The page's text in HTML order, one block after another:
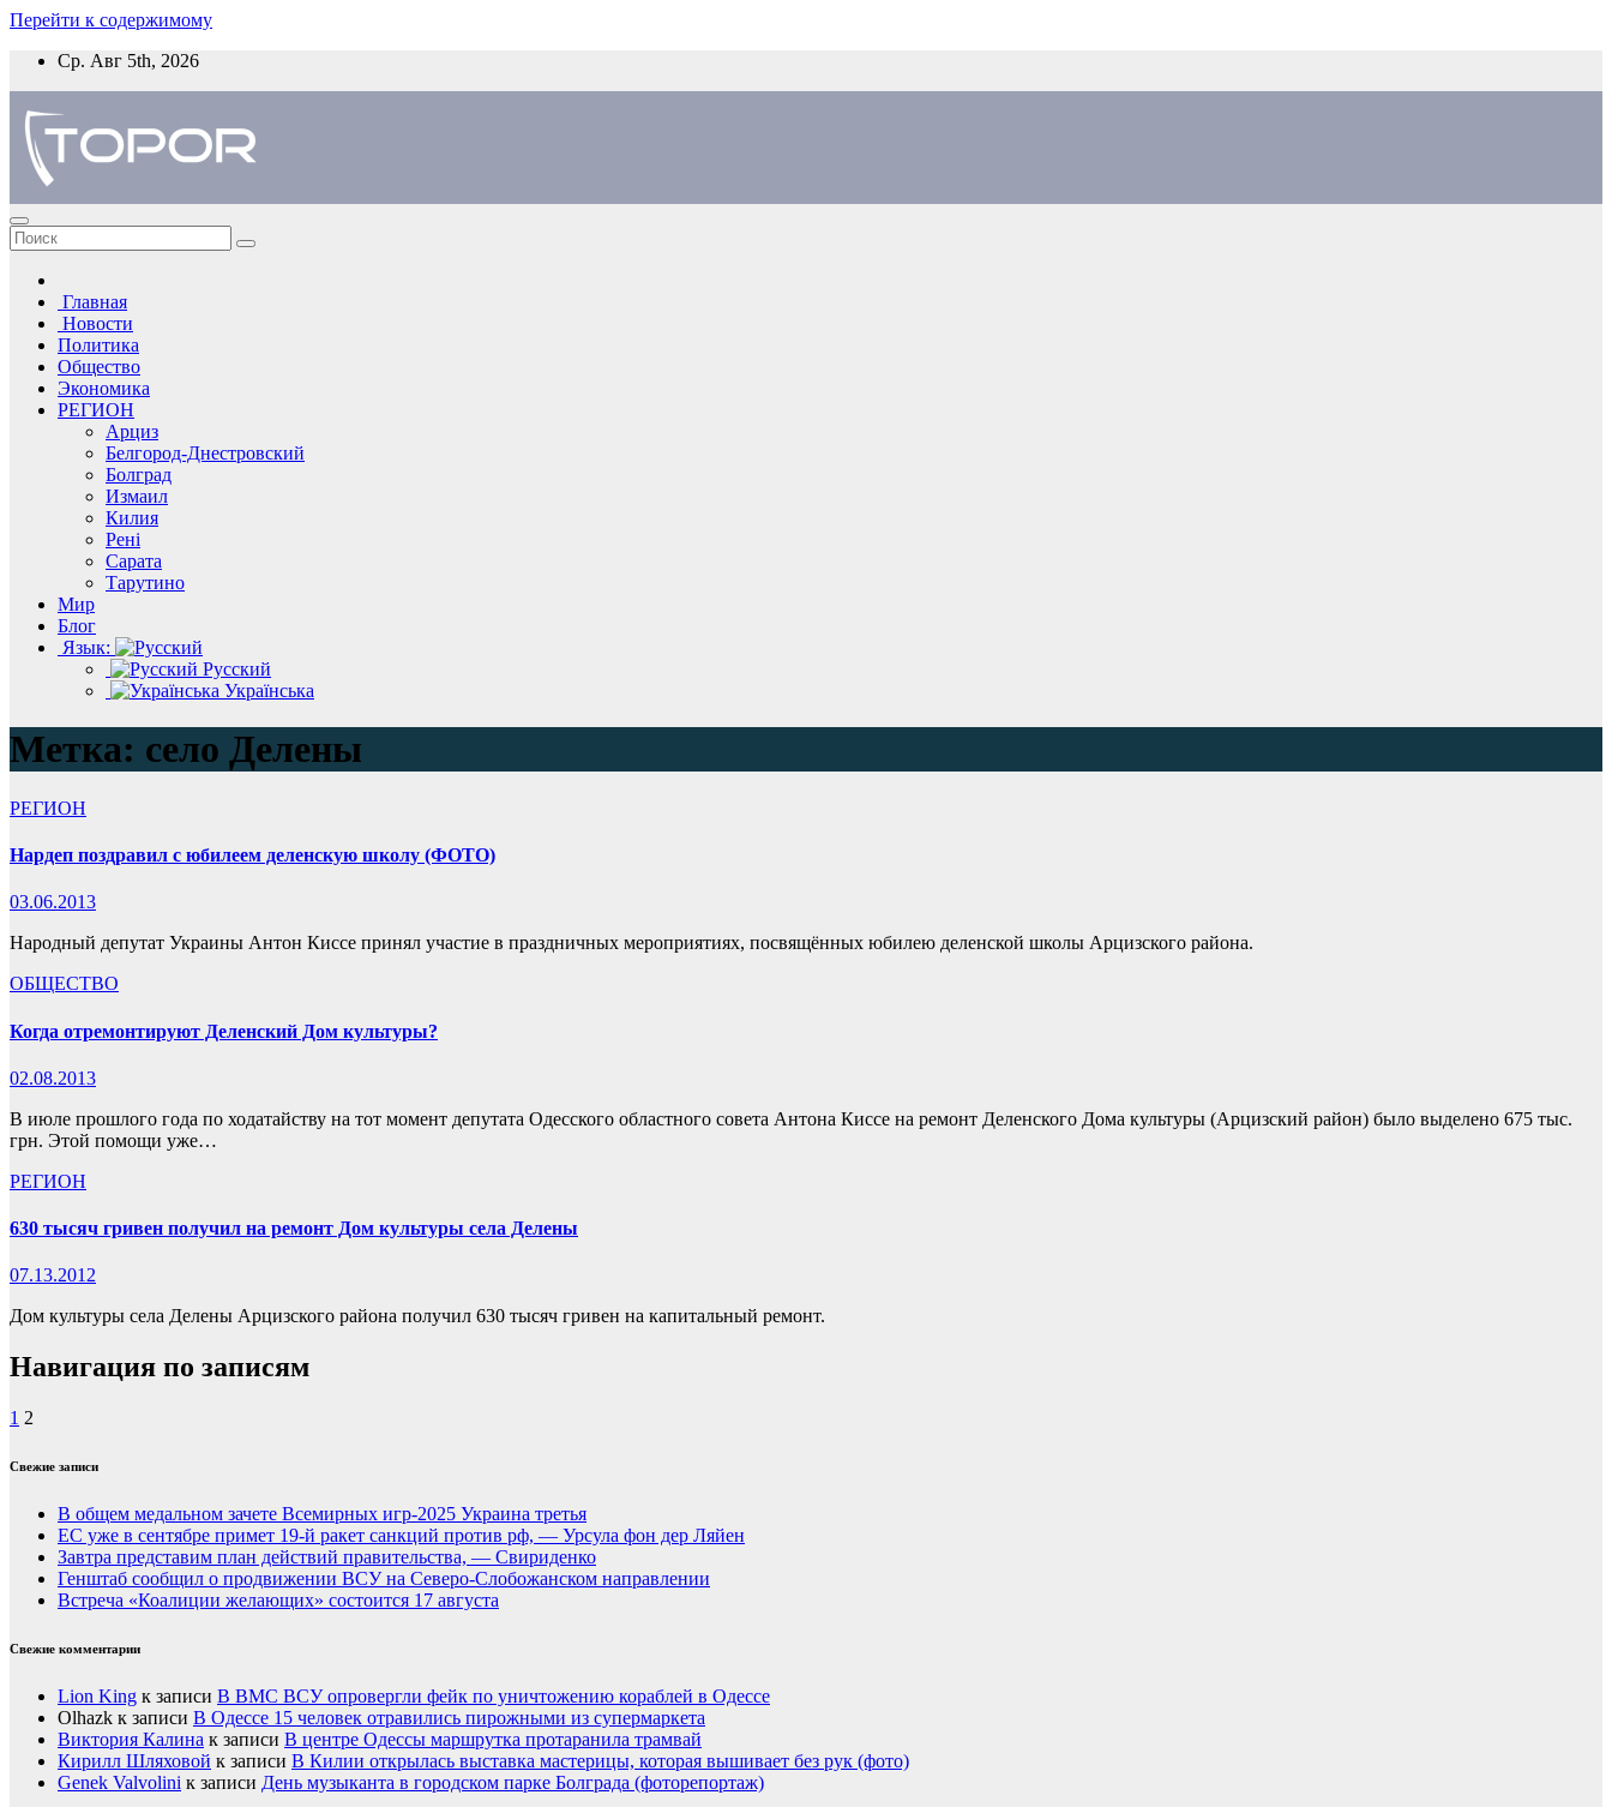
Перейти к содержимому
Ср. Авг 5th, 2026
Главная
Новости
Политика
Общество
Экономика
РЕГИОН
Арциз
Белгород-Днестровский
Болград
Измаил
Килия
Рені
Сарата
Тарутино
Мир
Блог
Язык:
Русский
Українська
Метка: село Делены
РЕГИОН
Нардеп поздравил с юбилеем деленскую школу (ФОТО)
03.06.2013
Народный депутат Украины Антон Киссе принял участие в праздничных мероприятиях, посвящённых юбилею деленской школы Арцизского района.
ОБЩЕСТВО
Когда отремонтируют Деленский Дом культуры?
02.08.2013
В июле прошлого года по ходатайству на тот момент депутата Одесского областного совета Антона Киссе на ремонт Деленского Дома культуры (Арцизский район) было выделено 675 тыс.
грн. Этой помощи уже…
РЕГИОН
630 тысяч гривен получил на ремонт Дом культуры села Делены
07.13.2012
Дом культуры села Делены Арцизского района получил 630 тысяч гривен на капитальный ремонт.
Навигация по записям
1 2
Свежие записи
В общем медальном зачете Всемирных игр-2025 Украина третья
ЕС уже в сентябре примет 19-й ракет санкций против рф, — Урсула фон дер Ляйен
Завтра представим план действий правительства, — Свириденко
Генштаб сообщил о продвижении ВСУ на Северо-Слобожанском направлении
Встреча «Коалиции желающих» состоится 17 августа
Свежие комментарии
Lion King к записи В ВМС ВСУ опровергли фейк по уничтожению кораблей в Одессе
Olhazk к записи В Одессе 15 человек отравились пирожными из супермаркета
Виктория Калина к записи В центре Одессы маршрутка протаранила трамвай
Кирилл Шляховой к записи В Килии открылась выставка мастерицы, которая вышивает без рук (фото)
Genek Valvolini к записи День музыканта в городском парке Болграда (фоторепортаж)